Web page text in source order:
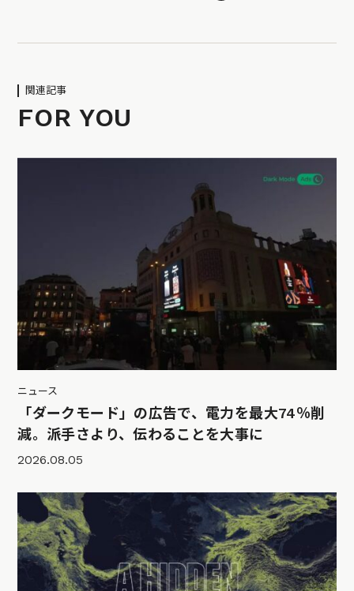
関連記事
FOR YOU
ニュース
「ダークモード」の広告で、電力を最大74％削
減。派手さより、伝わることを大事に
2026.08.05